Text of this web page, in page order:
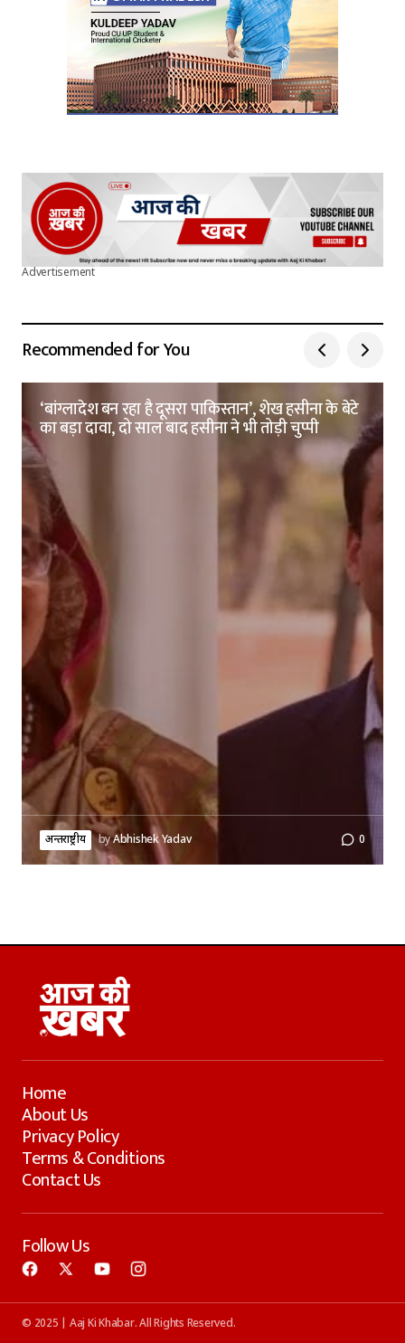
Advertisement
Recommended for You
‘बांग्लादेश बन रहा है दूसरा पाकिस्तान’, शेख हसीना के बेटे
का बड़ा दावा, दो साल बाद हसीना ने भी तोड़ी चुप्पी
अन्तर्राष्ट्रीय byAbhishek Yadav 0
Home
About Us
Privacy Policy
Terms & Conditions
Contact Us
Follow Us
© 2025 | Aaj Ki Khabar. All Rights Reserved.